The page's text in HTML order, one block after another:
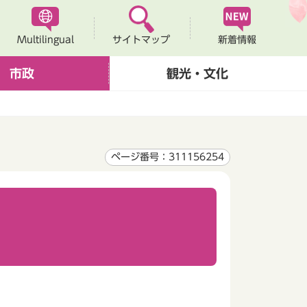
Multilingual サイトマップ 新着情報
市政 観光・文化
ページ番号：311156254